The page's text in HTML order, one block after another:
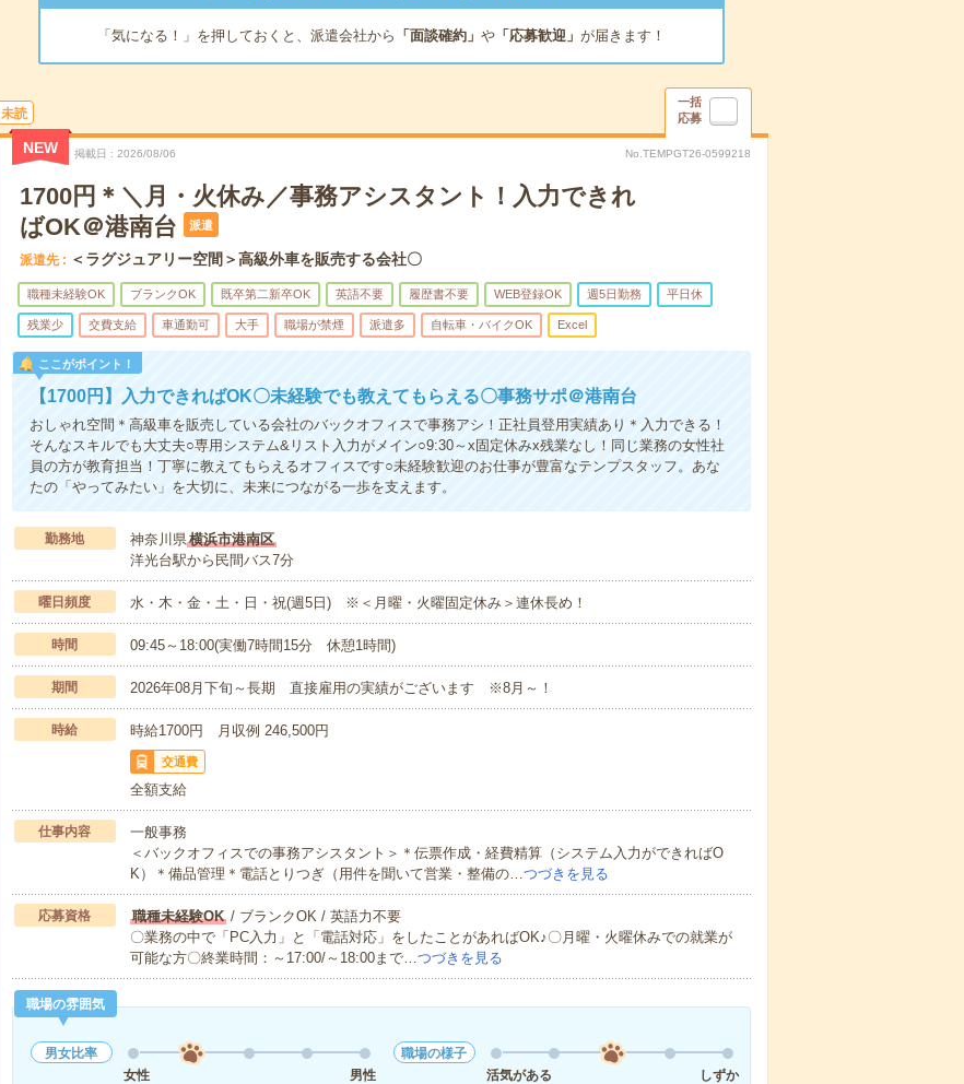
「気になる！」を押しておくと、派遣会社から 「面談確約」 や「応募歓迎」 が届きます！
未読
一括
応募
NEW 掲載日 2026/08/06 No.TEMPGT26-0599218
1700円＊＼月・火休み／事務アシスタント！入力できれ
ばOK＠港南台
派遣
派遣先 ＜ラグジュアリー空間＞高級外車を販売する会社〇
職種未経験OK ブランクOK 既卒第二新卒OK 英語不要 履歴書不要 WEB登録OK 週5日勤務 平日休
残業少 交費支給 車通勤可 大手 職場が禁煙 派遣多 自転車・バイクOK Excel
ここがポイント！
【1700円】入力できればOK〇未経験でも教えてもらえる〇事務サポ＠港南台
おしゃれ空間＊高級車を販売している会社のバックオフィスで事務アシ！正社員登用実績あり＊入力できる！
そんなスキルでも大丈夫○専用システム&リスト入力がメイン○9:30～x固定休みx残業なし！同じ業務の女性社
員の方が教育担当！丁寧に教えてもらえるオフィスです○未経験歓迎のお仕事が豊富なテンプスタッフ。あな
たの「やってみたい」を大切に、未来につながる一歩を支えます。
勤務地 神奈川県横浜市港南区
洋光台駅から民間バス7分
曜日頻度 水・木・金・土・日・祝(週5日) ※＜月曜・火曜固定休み＞連休長め！
時間 09:45～18:00(実働7時間15分 休憩1時間)
期間 2026年08月下旬～長期 直接雇用の実績がございます ※8月～！
時給 時給1700円 月収例 246,500円
交通費
全額支給
仕事内容
一般事務
＜バックオフィスでの事務アシスタント＞＊伝票作成・経費精算（システム入力ができればO
K）＊備品管理＊電話とりつぎ（用件を聞いて営業・整備の…つづきを見る
応募資格 職種未経験OK/ ブランクOK / 英語力不要
〇業務の中で「PC入力」と「電話対応」をしたことがあればOK♪〇月曜・火曜休みでの就業が
可能な方〇終業時間：～17:00/～18:00まで…つづきを見る
職場の雰囲気
男女比率
女性
男性
職場の様子
活気がある
しずか